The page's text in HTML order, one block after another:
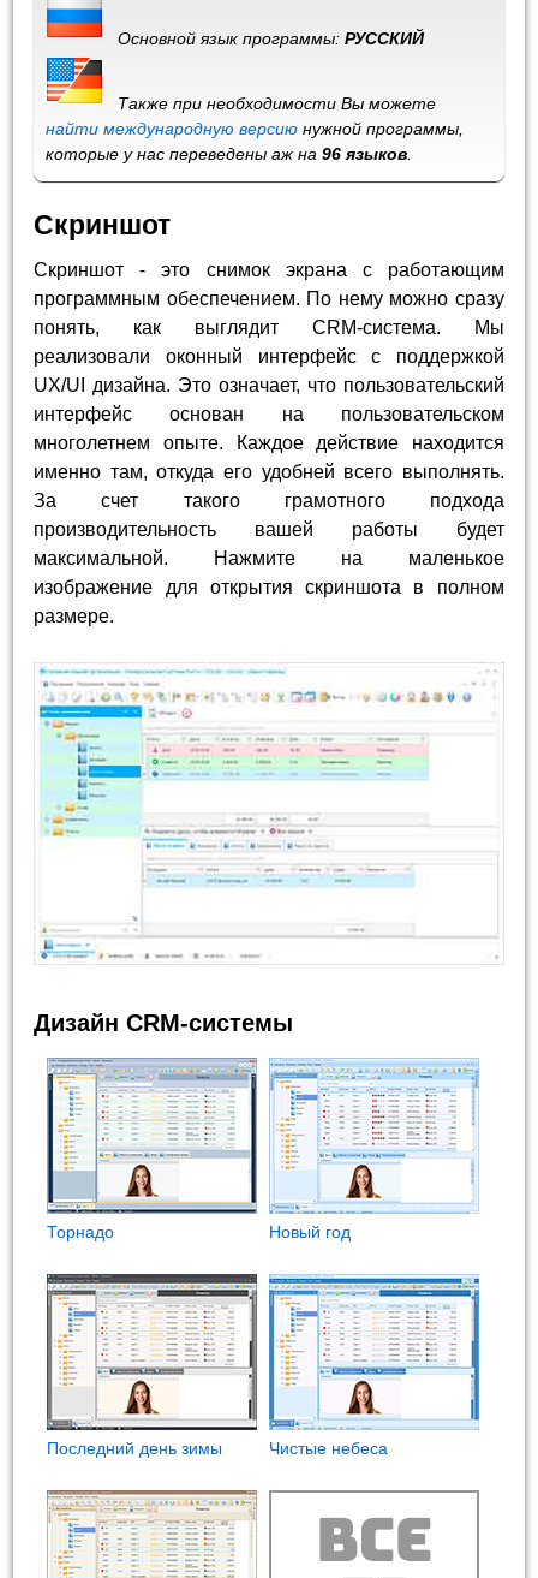
Основной язык программы:РУССКИЙ
Также при необходимости Вы можете
найти международную версию нужной программы,
которые у нас переведены аж на96 языков.
Скриншот
Скриншот - это снимок экрана с работающим
программным обеспечением. По нему можно сразу
понять, как выглядит CRM-система. Мы
реализовали оконный интерфейс с поддержкой
UX/UI дизайна. Это означает, что пользовательский
интерфейс основан на пользовательском
многолетнем опыте. Каждое действие находится
именно там, откуда его удобней всего выполнять.
За счет такого грамотного подхода
производительность вашей работы будет
максимальной. Нажмите на маленькое
изображение для открытия скриншота в полном
размере.
Дизайн CRM-системы
Торнадо Новый год
Последний день зимы Чистые небеса